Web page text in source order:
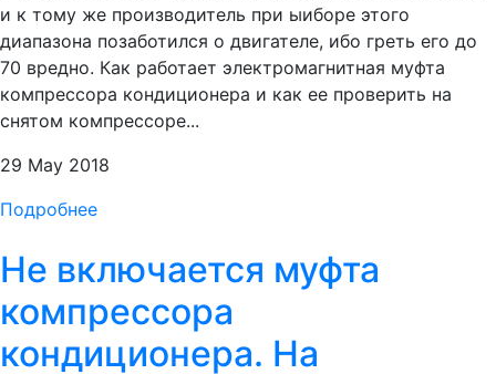
и к тому же производитель при ыиборе этого
диапазона позаботился о двигателе, ибо греть его до
70 вредно. Как работает электромагнитная муфта
компрессора кондиционера и как ее проверить на
снятом компрессоре...
29 May 2018
Подробнее
Не включается муфта
компрессора
кондиционера. На